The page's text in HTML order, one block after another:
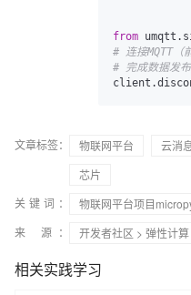
from
# 连接MQTT（
# 完成数据发
文章标签： 物联网平台 云消
芯片
关键词：
物联网平台项目
来 源：
开发者社区 > 弹性计算
相关实践学习